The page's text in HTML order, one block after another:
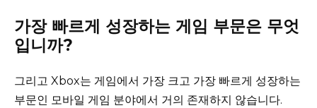
가장 빠르게 성장하는 게임 부문은 무엇
입니까?
그리고 Xbox는 게임에서 가장 크고 가장 빠르게 성장하는
부문인 모바일 게임 분야에서 거의 존재하지 않습니다.